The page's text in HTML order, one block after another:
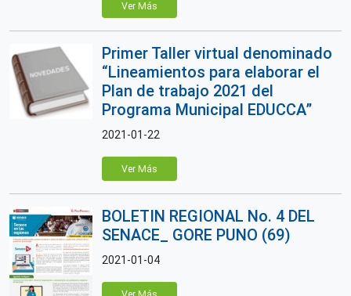
Ver Más
Primer Taller virtual denominado
“Lineamientos para elaborar el
Plan de trabajo 2021 del
Programa Municipal EDUCCA”
2021-01-22
Ver Más
BOLETIN REGIONAL No. 4 DEL
SENACE_ GORE PUNO (69)
2021-01-04